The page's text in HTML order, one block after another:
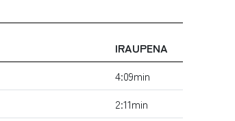
IRAUPENA
4:09min
2:11min